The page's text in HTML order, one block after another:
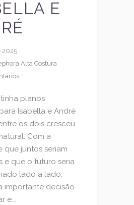
E
2025
Alta Costura
planos
Isabella e André
os dois cresceu
Com a
que juntos seriam
e que o futuro seria
lado a lado,
importante decisão
e...